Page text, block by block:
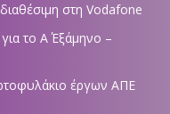
στη Vodafone
το Α΄ Εξάμηνο –
έργων ΑΠΕ